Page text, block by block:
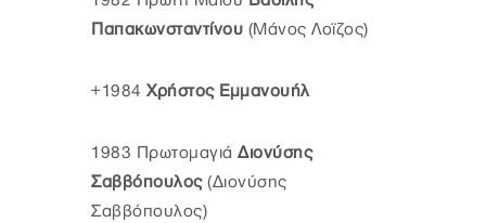
Παπακωνσταντίνου (Μάνος Λοϊζος)
+1984 Χρήστος Εμμανουήλ
1983 Πρωτομαγιά Διονύσης
Σαββόπουλος (Διονύσης
Σαββόπουλος)